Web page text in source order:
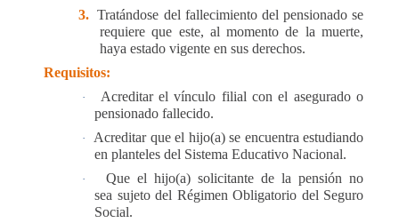
3. Tratándose del fallecimiento del pensionado se
requiere que este, al momento de la muerte,
haya estado vigente en sus derechos.
Requisitos:
·
Acreditar el vínculo filial con el asegurado o
pensionado fallecido.
·
Acreditar que el hijo(a) se encuentra estudiando
en planteles del Sistema Educativo Nacional.
·
Que el hijo(a) solicitante de la pensión no
sea sujeto del Régimen Obligatorio del Seguro
Social.